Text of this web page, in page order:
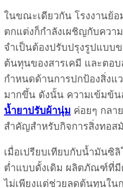
ในขณะเดียวกัน โรงงานย้อ
ตกแต่งก็กำลังเผชิญกับควา
จำเป็นต้องปรับปรุงรูปแบบ
ต้นทุนของสารเคมี และตอ
กำหนดด้านการปกป้องสิ่งแ
มากขึ้น ดังนั้น ความเข้มข้น
น้ำยาปรับผ้านุ่ม ค่อยๆ กลา
สำคัญสำหรับกิจการสิ่งทอส
เมื่อเปรียบเทียบกับน้ำมันซิ
ต่ำแบบดั้งเดิม ผลิตภัณฑ์ที่มี
ไม่เพียงแต่ช่วยลดต้นทุนใน